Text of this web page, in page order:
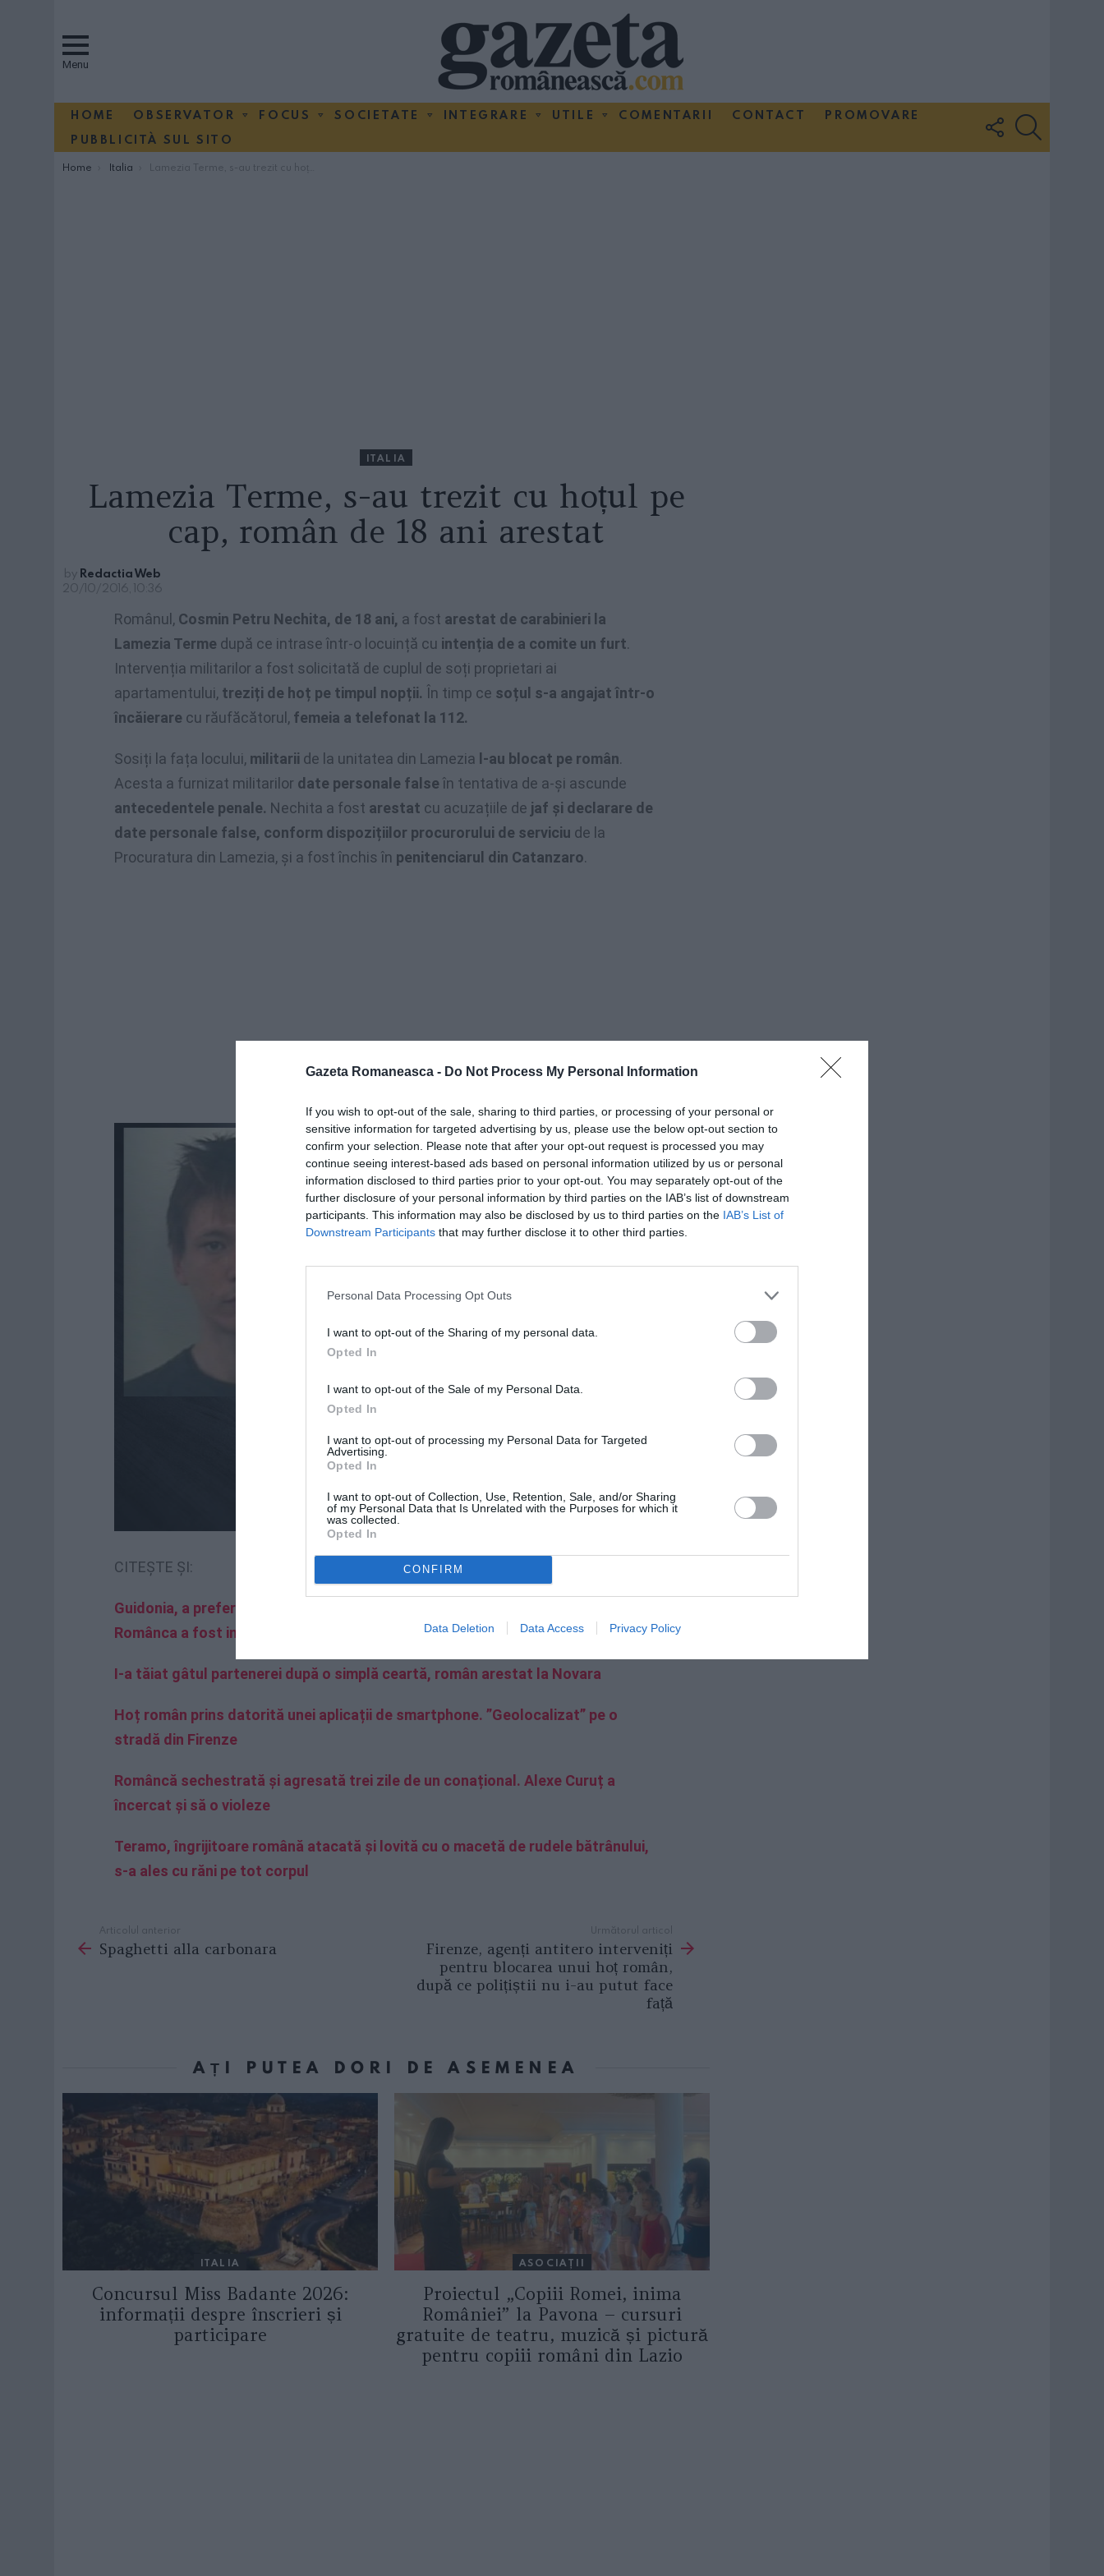
Gazeta Romaneasca - Do Not Process My Personal Information
If you wish to opt-out of the sale, sharing to third parties, or processing of your personal or
sensitive information for targeted advertising by us, please use the below opt-out section to
confirm your selection. Please note that after your opt-out request is processed you may
continue seeing interest-based ads based on personal information utilized by us or personal
information disclosed to third parties prior to your opt-out. You may separately opt-out of the
further disclosure of your personal information by third parties on the IAB’s list of downstream
participants. This information may also be disclosed by us to third parties on the IAB’s List of
Downstream Participants that may further disclose it to other third parties.
Personal Data Processing Opt Outs
I want to opt-out of the Sharing of my personal data.
Opted In
I want to opt-out of the Sale of my Personal Data.
Opted In
I want to opt-out of processing my Personal Data for Targeted
Advertising.
Opted In
I want to opt-out of Collection, Use, Retention, Sale, and/or Sharing
of my Personal Data that Is Unrelated with the Purposes for which it
was collected.
Opted In
CONFIRM
Data Deletion Data Access Privacy Policy
Menu
HOME OBSERVATOR FOCUS SOCIETATE INTEGRARE UTILE COMENTARII CONTACT
PROMOVARE
PUBBLICITÀ SUL SITO
FOLLOW
US
You are here:
Home Italia Lamezia Terme, s-au trezit cu hoțul pe cap, român de 18 ani arestat
ITALIA
Lamezia Terme, s-au trezit cu hoțul pe
cap, român de 18 ani arestat
by Redactia Web
20/10/2016, 10:36
Românul, Cosmin Petru Nechita, de 18 ani, a fost arestat de carabinieri la
Lamezia Terme după ce intrase într-o locuință cu intenția de a comite un furt.
Intervenția militarilor a fost solicitată de cuplul de soți proprietari ai
apartamentului, treziți de hoț pe timpul nopții. În timp ce soțul s-a angajat într-o
încăierare cu răufăcătorul, femeia a telefonat la 112.
Sosiți la fața locului, militarii de la unitatea din Lamezia l-au blocat pe român.
Acesta a furnizat militarilor date personale false în tentativa de a-și ascunde
antecedentele penale. Nechita a fost arestat cu acuzațiile de jaf și declarare de
date personale false, conform dispozițiilor procurorului de serviciu de la
Procuratura din Lamezia, și a fost închis în penitenciarul din Catanzaro.
CITEȘTE ȘI:
Guidonia, a preferat să se arunce de la balcon decât să mai trăiască în teroare.
Românca a fost internată
I-a tăiat gâtul partenerei după o simplă ceartă, român arestat la Novara
Hoț român prins datorită unei aplicații de smartphone. ”Geolocalizat” pe o
stradă din Firenze
Româncă sechestrată și agresată trei zile de un conațional. Alexe Curuț a
încercat și să o violeze
Teramo, îngrijitoare română atacată și lovită cu o macetă de rudele bătrânului,
s-a ales cu răni pe tot corpul
more
Articolul anterior
Spaghetti alla carbonara
Următorul articol
Firenze, agenți antitero interveniți
pentru blocarea unui hoț român,
după ce polițiștii nu i-au putut face
față
AȚI PUTEA DORI DE ASEMENEA
ITALIA
Concursul Miss Badante 2026:
informații despre înscrieri și
participare
ASOCIAŢII
Proiectul „Copiii Romei, inima
României” la Pavona – cursuri
gratuite de teatru, muzică și pictură
pentru copiii români din Lazio